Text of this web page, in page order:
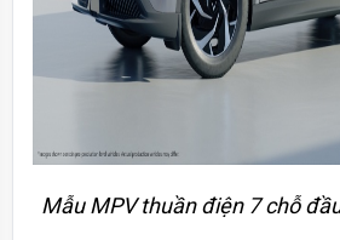
Mẫu MPV thuần điện 7 chỗ